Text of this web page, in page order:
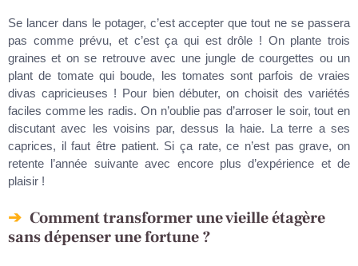
Se lancer dans le potager, c’est accepter que tout ne se passera
pas comme prévu, et c’est ça qui est drôle ! On plante trois
graines et on se retrouve avec une jungle de courgettes ou un
plant de tomate qui boude, les tomates sont parfois de vraies
divas capricieuses ! Pour bien débuter, on choisit des variétés
faciles comme les radis. On n’oublie pas d’arroser le soir, tout en
discutant avec les voisins par, dessus la haie. La terre a ses
caprices, il faut être patient. Si ça rate, ce n’est pas grave, on
retente l’année suivante avec encore plus d’expérience et de
plaisir !
Comment transformer une vieille étagère
sans dépenser une fortune ?